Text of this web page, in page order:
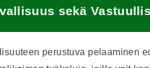
sekä
perustuva pelaaminen